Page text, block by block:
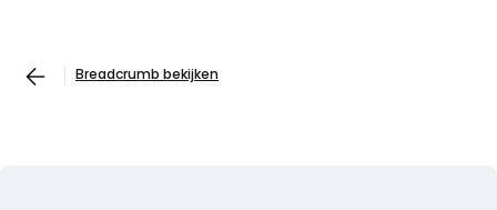
Breadcrumb bekijken